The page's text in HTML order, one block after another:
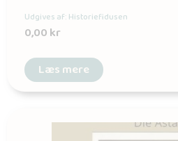
Udgives af: Historiefidusen
0,00kr
Læs mere